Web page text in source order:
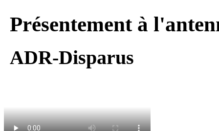
Présentement à
ADR-Disparus